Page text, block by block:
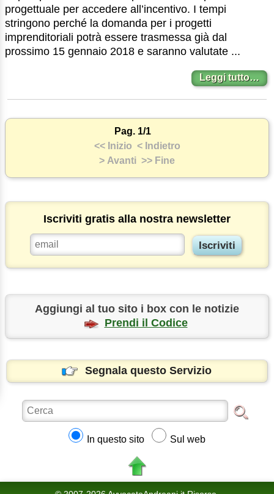
progettuale per accedere all’incentivo. I tempi
stringono perché la domanda per i progetti
imprenditoriali potrà essere trasmessa già dal
prossimo 15 gennaio 2018 e saranno valutate ...
Leggi tutto…
Pag. 1/1
<< Inizio < Indietro
> Avanti >> Fine
Iscriviti gratis alla nostra newsletter
Aggiungi al tuo sito i box con le notizie
Prendi il Codice
Segnala questo Servizio
In questo sito Sul web